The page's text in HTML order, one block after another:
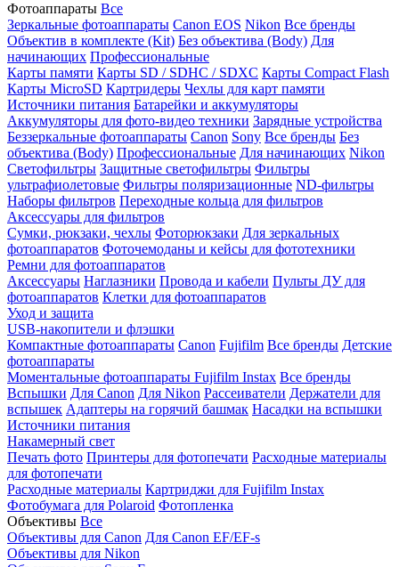
Фотоаппараты Все
Зеркальные фотоаппараты Canon EOS Nikon Все бренды
Объектив в комплекте (Kit) Без объектива (Body) Для
начинающих Профессиональные
Карты памяти Карты SD / SDHC / SDXC Карты Compact Flash
Карты MicroSD Картридеры Чехлы для карт памяти
Источники питания Батарейки и аккумуляторы
Аккумуляторы для фото-видео техники Зарядные устройства
Беззеркальные фотоаппараты Canon Sony Все бренды Без
объектива (Body) Профессиональные Для начинающих Nikon
Светофильтры Защитные светофильтры Фильтры
ультрафиолетовые Фильтры поляризационные ND-фильтры
Наборы фильтров Переходные кольца для фильтров
Аксессуары для фильтров
Сумки, рюкзаки, чехлы Фоторюкзаки Для зеркальных
фотоаппаратов Фоточемоданы и кейсы для фототехники
Ремни для фотоаппаратов
Аксессуары Наглазники Провода и кабели Пульты ДУ для
фотоаппаратов Клетки для фотоаппаратов
Уход и защита
USB-накопители и флэшки
Компактные фотоаппараты Canon Fujifilm Все бренды Детские
фотоаппараты
Моментальные фотоаппараты Fujifilm Instax Все бренды
Вспышки Для Canon Для Nikon Рассеиватели Держатели для
вспышек Адаптеры на горячий башмак Насадки на вспышки
Источники питания
Накамерный свет
Печать фото Принтеры для фотопечати Расходные материалы
для фотопечати
Расходные материалы Картриджи для Fujifilm Instax
Фотобумага для Polaroid Фотопленка
Объективы Все
Объективы для Canon Для Canon EF/EF-s
Объективы для Nikon